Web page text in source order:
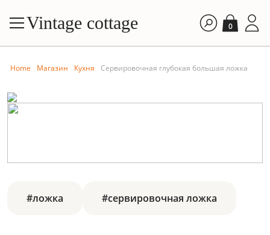
Vintage cottage 0
Home Магазин Кухня Сервировочная глубокая большая ложка
#ложка #сервировочная ложка